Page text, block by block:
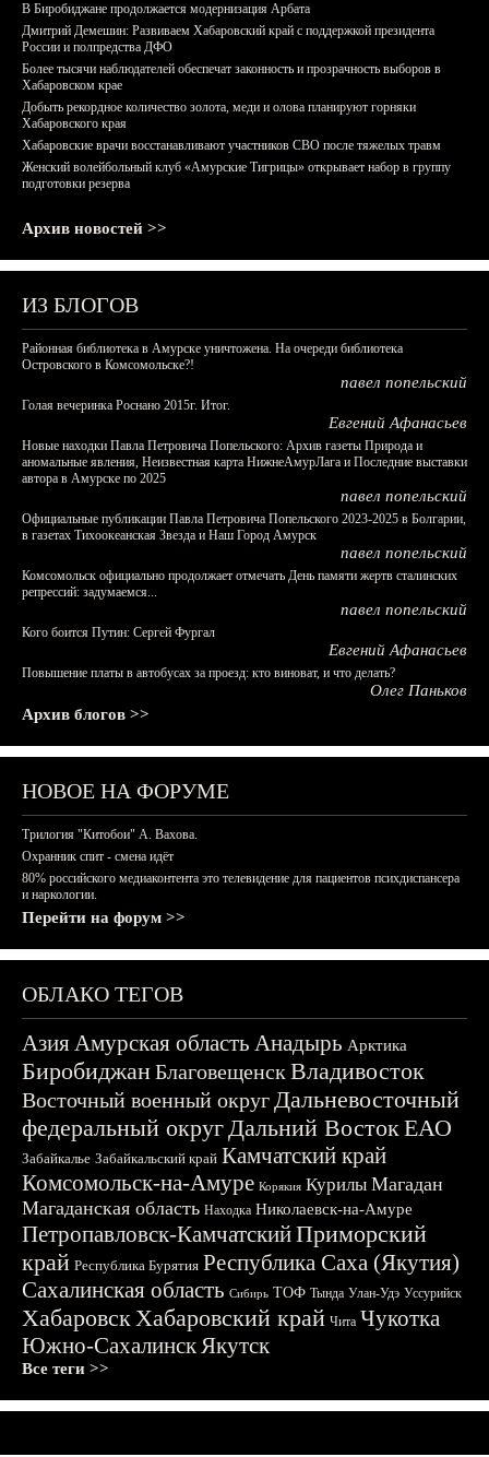
В Биробиджане продолжается модернизация Арбата
Дмитрий Демешин: Развиваем Хабаровский край с поддержкой президента
России и полпредства ДФО
Более тысячи наблюдателей обеспечат законность и прозрачность выборов в
Хабаровском крае
Добыть рекордное количество золота, меди и олова планируют горняки
Хабаровского края
Хабаровские врачи восстанавливают участников СВО после тяжелых травм
Женский волейбольный клуб «Амурские Тигрицы» открывает набор в группу
подготовки резерва
Архив новостей >>
ИЗ БЛОГОВ
Районная библиотека в Амурске уничтожена. На очереди библиотека
Островского в Комсомольске?!
павел попельский
Голая вечеринка Роснано 2015г. Итог.
Евгений Афанасьев
Новые находки Павла Петровича Попельского: Архив газеты Природа и
аномальные явления, Неизвестная карта НижнеАмурЛага и Последние выставки
автора в Амурске по 2025
павел попельский
Официальные публикации Павла Петровича Попельского 2023-2025 в Болгарии,
в газетах Тихоокеанская Звезда и Наш Город Амурск
павел попельский
Комсомольск официально продолжает отмечать День памяти жертв сталинских
репрессий: задумаемся...
павел попельский
Кого боится Путин: Сергей Фургал
Евгений Афанасьев
Повышение платы в автобусах за проезд: кто виноват, и что делать?
Олег Паньков
Архив блогов >>
НОВОЕ НА ФОРУМЕ
Трилогия "Китобои" А. Вахова.
Охранник спит - смена идёт
80% российского медиаконтента это телевидение для пациентов психдиспансера
и наркологии.
Перейти на форум >>
ОБЛАКО ТЕГОВ
АзияАмурская область Анадырь Арктика
БиробиджанБлаговещенскВладивосток
Восточный военный округДальневосточный
федеральный округДальний ВостокЕАО
Забайкалье Забайкальский край Камчатский край
Комсомольск-на-Амуре Корякия Курилы Магадан
Магаданская область Находка Николаевск-на-Амуре
Петропавловск-КамчатскийПриморский
край Республика Бурятия Республика Саха (Якутия)
Сахалинская область Сибирь ТОФ Тында Улан-Удэ Уссурийск
ХабаровскХабаровский край Чита Чукотка
Южно-СахалинскЯкутск
Все теги >>